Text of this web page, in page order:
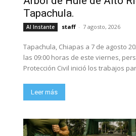
Tapachula.
Al Instante staff - 7 agosto, 2026
Tapachula, Chiapas a 7 de agosto
las 09:00 horas de este viernes,
Protección Civil inició los trabajos
Leer más